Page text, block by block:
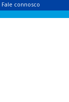
Fale connosco